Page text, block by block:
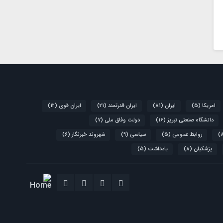
امریکا (5) ایران (81) ایران قدرتمند (21) ایران قوی (12)
دانشگاه صنعتی تبریز(16) دولت وفاق ملی (7)
روابط عمومی (5) سیاسی (9) شهروند خبرنگار(6)
پزشکیان (8) یادداشت (5)